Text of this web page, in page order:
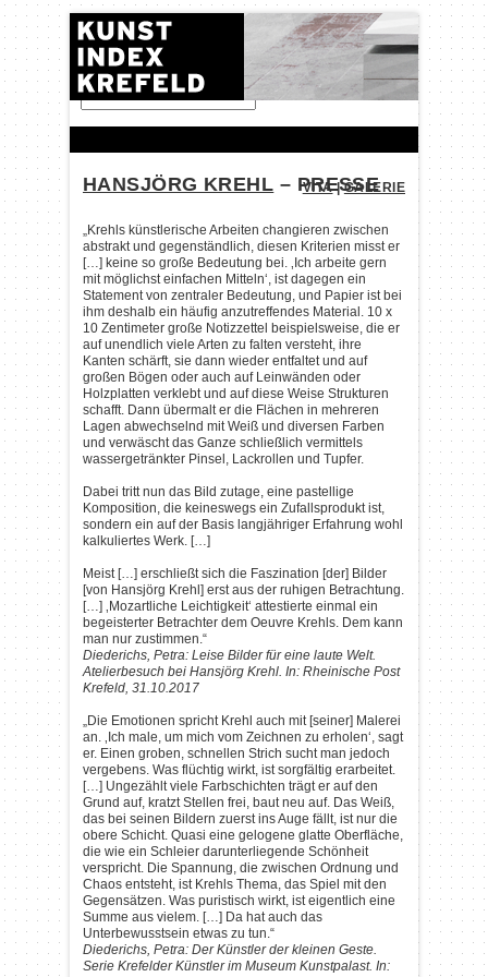
FINDEN:
HANSJÖRG KREHL – PRESSE
VITA|GALERIE
„Krehls künstlerische Arbeiten changieren zwischen
abstrakt und gegenständlich, diesen Kriterien misst er
[…] keine so große Bedeutung bei. ‚Ich arbeite gern
mit möglichst einfachen Mitteln‘, ist dagegen ein
Statement von zentraler Bedeutung, und Papier ist bei
ihm deshalb ein häufig anzutreffendes Material. 10 x
10 Zentimeter große Notizzettel beispielsweise, die er
auf unendlich viele Arten zu falten versteht, ihre
Kanten schärft, sie dann wieder entfaltet und auf
großen Bögen oder auch auf Leinwänden oder
Holzplatten verklebt und auf diese Weise Strukturen
schafft. Dann übermalt er die Flächen in mehreren
Lagen abwechselnd mit Weiß und diversen Farben
und verwäscht das Ganze schließlich vermittels
wassergetränkter Pinsel, Lackrollen und Tupfer.
Dabei tritt nun das Bild zutage, eine pastellige
Komposition, die keineswegs ein Zufallsprodukt ist,
sondern ein auf der Basis langjähriger Erfahrung wohl
kalkuliertes Werk. […]
Meist […] erschließt sich die Faszination [der] Bilder
[von Hansjörg Krehl] erst aus der ruhigen Betrachtung.
[…] ‚Mozartliche Leichtigkeit‘ attestierte einmal ein
begeisterter Betrachter dem Oeuvre Krehls. Dem kann
man nur zustimmen.“
Diederichs, Petra: Leise Bilder für eine laute Welt.
Atelierbesuch bei Hansjörg Krehl. In: Rheinische Post
Krefeld, 31.10.2017
„Die Emotionen spricht Krehl auch mit [seiner] Malerei
an. ‚Ich male, um mich vom Zeichnen zu erholen‘, sagt
er. Einen groben, schnellen Strich sucht man jedoch
vergebens. Was flüchtig wirkt, ist sorgfältig erarbeitet.
[…] Ungezählt viele Farbschichten trägt er auf den
Grund auf, kratzt Stellen frei, baut neu auf. Das Weiß,
das bei seinen Bildern zuerst ins Auge fällt, ist nur die
obere Schicht. Quasi eine gelogene glatte Oberfläche,
die wie ein Schleier darunterliegende Schönheit
verspricht. Die Spannung, die zwischen Ordnung und
Chaos entsteht, ist Krehls Thema, das Spiel mit den
Gegensätzen. Was puristisch wirkt, ist eigentlich eine
Summe aus vielem. […] Da hat auch das
Unterbewusstsein etwas zu tun.“
Diederichs, Petra: Der Künstler der kleinen Geste.
Serie Krefelder Künstler im Museum Kunstpalast. In: